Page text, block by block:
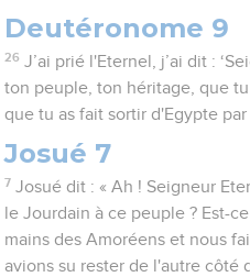
Deutéronome 9
26 J’ai prié l'Eternel, j’ai dit :
ton peuple, ton héritage, que
que tu as fait sortir d'Egypte par
Josué 7
7 Josué dit : « Ah ! Seigneur
le Jourdain à ce peuple ? Est-
mains des Amoréens et nous
avions su rester de l'autre côté